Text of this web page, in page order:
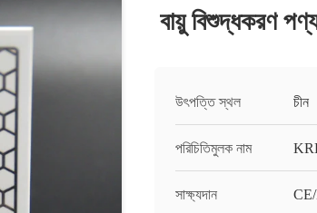
বায়ু বিশুদ্ধকরণ
উৎপত্তি স্থল চীন
পরিচিতিমুলক নাম
সাক্ষ্যদান